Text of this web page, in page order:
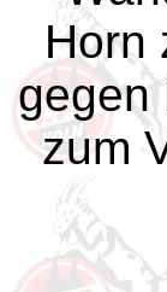
Horn
gegen
zum